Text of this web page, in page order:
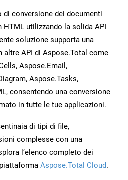
conversione dei documenti
HTML utilizzando la solida API
soluzione supporta una
altre API di Aspose.Total come
Aspose.Email,
Aspose.Tasks,
consentendo una conversione
in tutte le tue applicazioni.
di tipi di file,
complesse con una
l’elenco completo dei
Aspose.Total Cloud.